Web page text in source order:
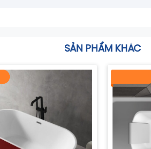
SẢN PHẨM KHÁC